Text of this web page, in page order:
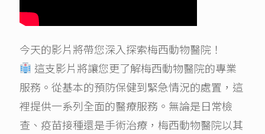
今天的影片將帶您深入探索梅西動物醫院！
這支影片將讓您更了解梅西動物醫院的專業
服務。從基本的預防保健到緊急情況的處置，這
裡提供一系列全面的醫療服務。無論是日常檢
查、疫苗接種還是手術治療，梅西動物醫院以其